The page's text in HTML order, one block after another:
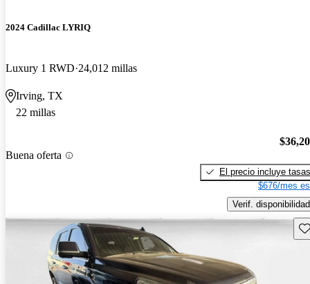
2024 Cadillac LYRIQ
Luxury 1 RWD 24,012 millas
Irving, TX
22 millas
Buena oferta
El precio incluye tasas
$676/mes
Verif. disponibilidad